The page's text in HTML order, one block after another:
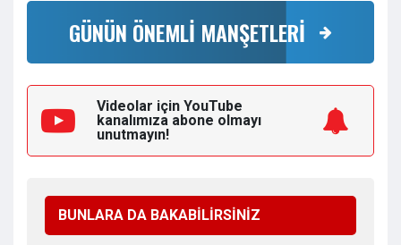
GÜNÜN ÖNEMLİ MANŞETLERİ
Videolar için YouTube
kanalımıza abone olmayı
unutmayın!
BUNLARA DA BAKABİLİRSİNİZ